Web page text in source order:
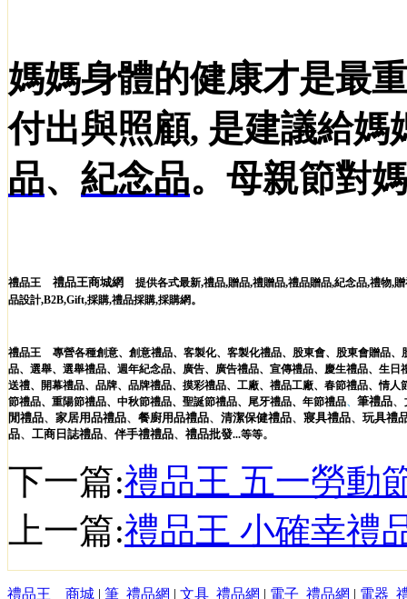
媽媽身體的健康才是最
付出與照顧, 是建議給媽
品、 紀念品。母親節對
禮品王 禮品王商城網 提供各式最新,禮品,贈品,禮贈品,禮品贈品,紀念品,禮物,
品設計,B2B,Gift,採購,禮品採購,採購網。
禮品王 專營各種創意、 創意禮品、 客製化、 客製化禮品、 股東會、 股東會贈品、
品、 選舉、 選舉禮品、 週年紀念品、 廣告、 廣告禮品、 宣傳禮品、 慶生禮品、 生日
送禮、 開幕禮品、 品牌、 品牌禮品、 摸彩禮品、 工廠、 禮品工廠、 春節禮品、情人
節禮品、 重陽節禮品、 中秋節禮品、 聖誕節禮品、 尾牙禮品、 年節禮品、 筆禮品、
閒禮品、 家居用品禮品、 餐廚用品禮品、 清潔保健禮品、 寢具禮品、 玩具禮
品、 工商日誌禮品、 伴手禮禮品、 禮品批發...等等。
下一篇:禮品王 五一勞動
上一篇:禮品王 小確幸禮
禮品王 商城 筆_禮品網 文具_禮品網 電子_禮品網
電器_